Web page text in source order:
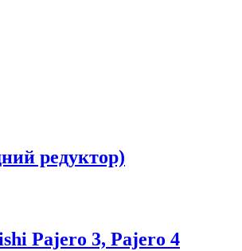
редуктор)
Pajero 3, Pajero 4